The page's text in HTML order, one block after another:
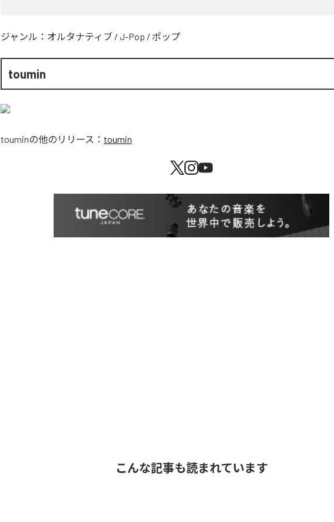
ジャンル： オルタナティブ / J-Pop / ポップ
toumin
touminの他のリリース： toumin
こんな記事も読まれています